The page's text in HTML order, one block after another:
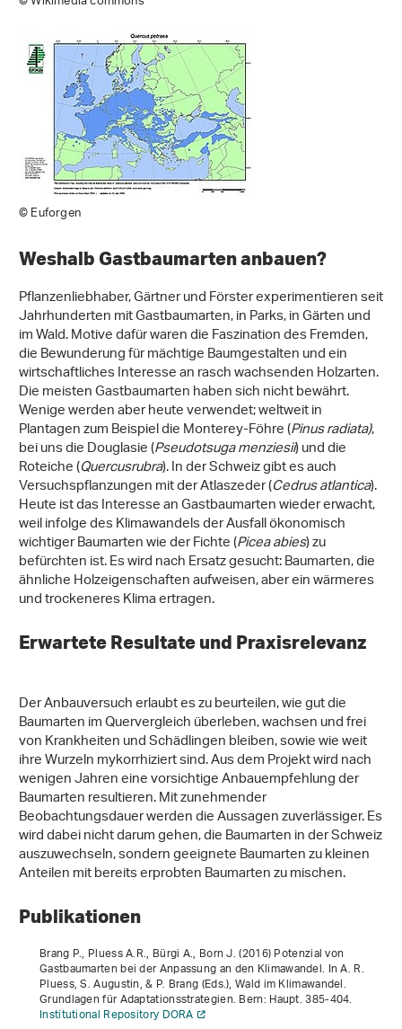
© Euforgen
Weshalb Gastbaumarten anbauen?
Pflanzenliebhaber, Gärtner und Förster experimentieren seit
Jahrhunderten mit Gastbaumarten, in Parks, in Gärten und
im Wald. Motive dafür waren die Faszination des Fremden,
die Bewunderung für mächtige Baumgestalten und ein
wirtschaftliches Interesse an rasch wachsenden Holzarten.
Die meisten Gastbaumarten haben sich nicht bewährt.
Wenige werden aber heute verwendet; weltweit in
Plantagen zum Beispiel die Monterey-Föhre (Pinus radiata),
bei uns die Douglasie (Pseudotsuga menziesii) und die
Roteiche (Quercusrubra). In der Schweiz gibt es auch
Versuchspflanzungen mit der Atlaszeder (Cedrus atlantica).
Heute ist das Interesse an Gastbaumarten wieder erwacht,
weil infolge des Klimawandels der Ausfall ökonomisch
wichtiger Baumarten wie der Fichte (Picea abies) zu
befürchten ist. Es wird nach Ersatz gesucht: Baumarten, die
ähnliche Holzeigenschaften aufweisen, aber ein wärmeres
und trockeneres Klima ertragen.
Erwartete Resultate und Praxisrelevanz
Der Anbauversuch erlaubt es zu beurteilen, wie gut die
Baumarten im Quervergleich überleben, wachsen und frei
von Krankheiten und Schädlingen bleiben, sowie wie weit
ihre Wurzeln mykorrhiziert sind. Aus dem Projekt wird nach
wenigen Jahren eine vorsichtige Anbauempfehlung der
Baumarten resultieren. Mit zunehmender
Beobachtungsdauer werden die Aussagen zuverlässiger. Es
wird dabei nicht darum gehen, die Baumarten in der Schweiz
auszuwechseln, sondern geeignete Baumarten zu kleinen
Anteilen mit bereits erprobten Baumarten zu mischen.
Publikationen
Brang P., Pluess A.R., Bürgi A., Born J. (2016) Potenzial von
Gastbaumarten bei der Anpassung an den Klimawandel. In A. R.
Pluess, S. Augustin, & P. Brang (Eds.),Wald im Klimawandel.
Grundlagen für Adaptationsstrategien. Bern: Haupt. 385-404.
Institutional Repository DORA